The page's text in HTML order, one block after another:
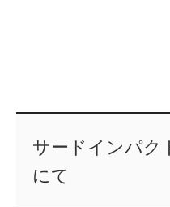
サードインパク
にて